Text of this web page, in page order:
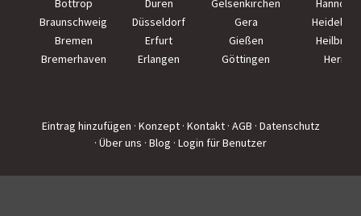
Bottrop
Düren Gelsenkirchen
Hannover
Braunschweig
Düsseldorf Gera
Bremen
Erfurt Gießen
Heilbronn
Bremerhaven
Erlangen Göttingen Herne
Eintrag hinzufügen · Konzept · Kontakt · AGB · Datenschutz
· Über uns · Blog · Login für Benutzer